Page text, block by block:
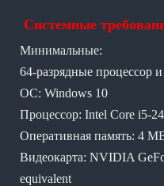
Системные
Минимальные:
64-разрядные процессор
ОС: Windows 10
Процессор: Intel Core i5-
Оперативная память: 4
Видеокарта: NVIDIA
equivalent